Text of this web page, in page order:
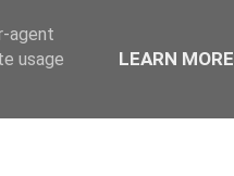
agent
usage
LEARN MORE